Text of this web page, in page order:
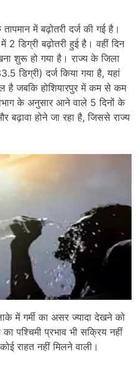
में बढ़ोतरी दर्ज की गई है।
डिग्री बढ़ोतरी हुई है। वहीं दिन
शुरू हो गया है। राज्य के जिला
डिग्री) दर्ज किया गया है, यहां
है जबकि होशियारपुर में कम से कम
के अनुसार आने वाले 5 दिनों के
होने जा रहा है, जिससे राज्य
में गर्मी का असर ज्यादा देखने को
पश्चिमी प्रभाव भी सक्रिय नहीं
राहत नहीं मिलने वाली।